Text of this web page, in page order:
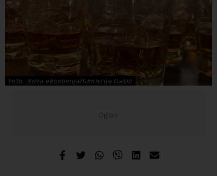
Foto: Nova ekonomija/Dimitrije Gašić